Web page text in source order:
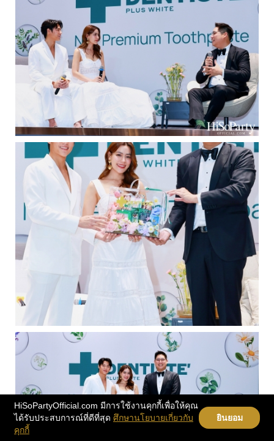
HiSoPartyOfficial.com มีการใช้งานคุกกี้เพื่อให้คุณ
ได้รับประสบการณ์ที่ดีที่สุด ศึกษานโยบายเกี่ยวกับ
คุกกี้
ยินยอม